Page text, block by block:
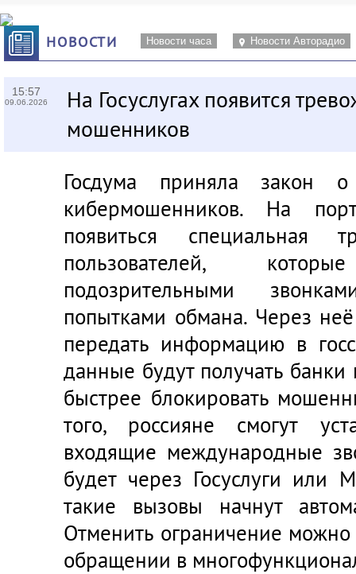
НОВОСТИ Новости часа Новости Авторадио
15:57
09.06.2026
На Госуслугах появится
мошенников
Госдума приняла закон
кибермошенников. На
появиться специальная
пользователей,
подозрительными
попытками обмана. Через
передать информацию в
данные будут получать
быстрее блокировать
того, россияне смогут
входящие международные
будет через Госуслуги
такие вызовы начнут
Отменить ограничение
обращении в